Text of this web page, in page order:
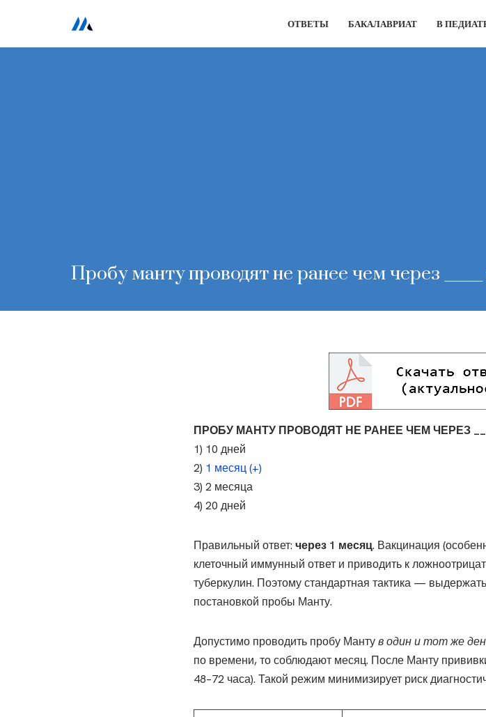
ОТВЕТЫ БАКАЛАВРИАТ В
Пробу манту проводят не ранее чем через
ПРОБУ МАНТУ ПРОВОДЯТ НЕ РАНЕЕ ЧЕМ ЧЕРЕЗ
1) 10 дней
2) 1 месяц (+)
3) 2 месяца
4) 20 дней
Правильный ответ: через 1 месяц. Вакцинация
клеточный иммунный ответ и приводить к
туберкулин. Поэтому стандартная тактика —
постановкой пробы Манту.
Допустимо проводить пробу Мантув один и тот же
по времени, то соблюдают месяц. После Манту
48–72 часа). Такой режим минимизирует риск